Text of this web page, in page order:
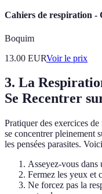
Cahiers de respiration -
Boquim
13.00 EURVoir le prix
3. La
Se Recentrer
Pratiquer des exercices
se concentrer pleinement
les pensées parasites.
Asseyez-vous dans
Fermez les yeux et
Ne forcez pas la